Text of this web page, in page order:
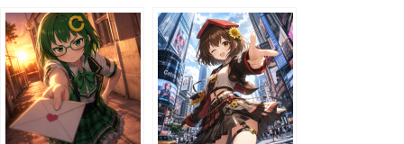
る”生活支援金”と
は？
の”生活安定給付
金”がもらえます！